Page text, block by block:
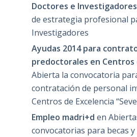
Doctores e Investigadores
de estrategia profesional
Investigadores
Ayudas 2014 para
predoctorales en Centros
Abierta la convocatoria
contratación de personal
Centros de Excelencia
Empleo madri+d en
convocatorias para becas